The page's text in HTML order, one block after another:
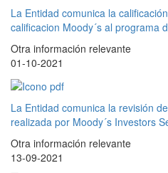
La Entidad comunica la
calificacion Moody´s al programa
Otra información relevante
01-10-2021
La Entidad comunica la revisión
realizada por Moody´s Investors
Otra información relevante
13-09-2021